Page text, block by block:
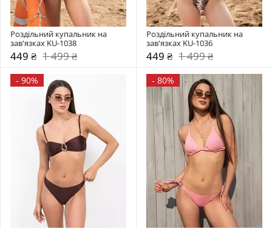
Роздільний купальник на
зав'язках KU-1038
449 ₴ 1 499 ₴
Роздільний купальник на
зав'язках KU-1036
449 ₴ 1 499 ₴
- 90% - 80%